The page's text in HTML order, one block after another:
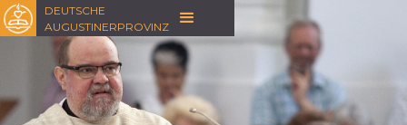
DEUTSCHE
AUGUSTINERPROVINZ